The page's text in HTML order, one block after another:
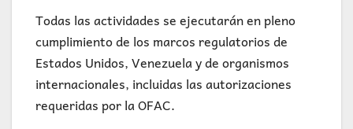
Todas las actividades se ejecutarán en pleno
cumplimiento de los marcos regulatorios de
Estados Unidos, Venezuela y de organismos
internacionales, incluidas las autorizaciones
requeridas por la OFAC.